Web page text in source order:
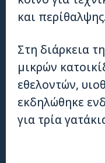
και περίθαλψης.
Στη διάρκεια
μικρών
εθελοντών,
εκδηλώθηκε
για τρία